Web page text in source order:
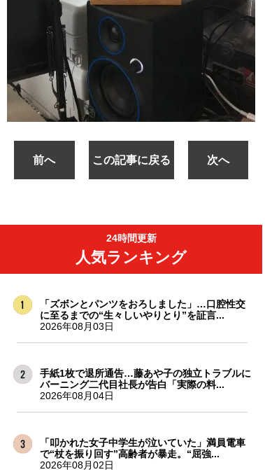
前へ この記事に戻る 次へ
24時間更新
人気ランキング
「ズボンとパンツをおろしました」…口腔性交
に至るまでの“生々しいやりとり”を証言...
2026年08月03日
手紙1枚で退所通告…藤あや子の独立トラブルに
バーニング二代目社長が告白「実際の料...
2026年08月04日
「叩かれた女子中学生が泣いていた」満員電車
で“杖を振り回す”高齢者が暴走。“屈強...
2026年08月02日